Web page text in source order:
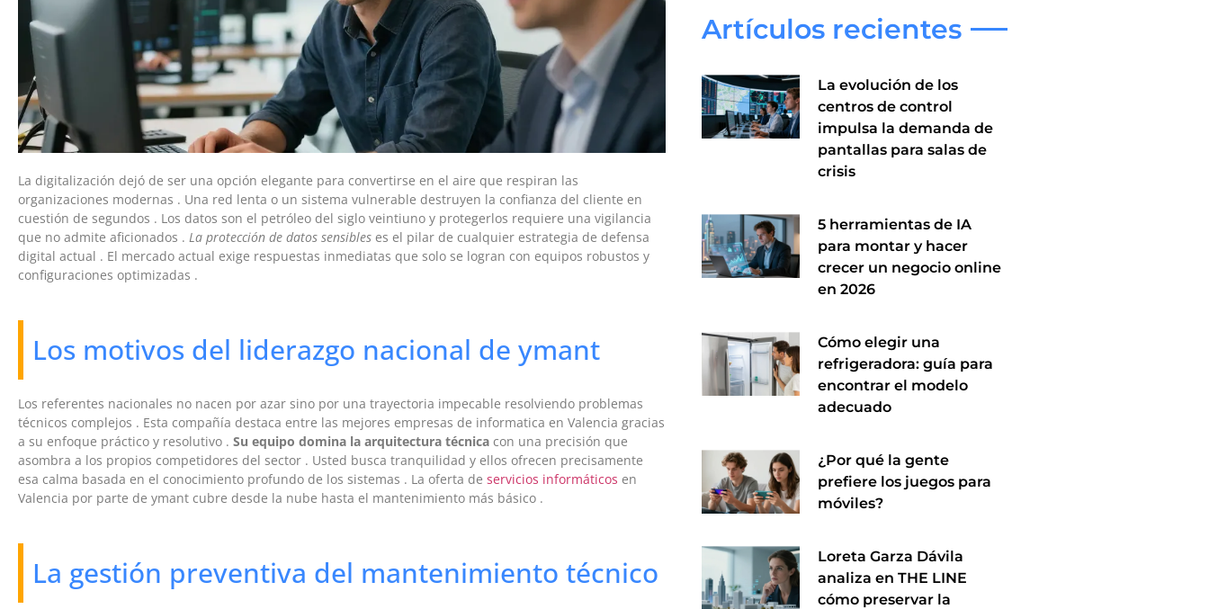
La digitalización dejó de ser una opción elegante para convertirse en el aire que respiran las
organizaciones modernas . Una red lenta o un sistema vulnerable destruyen la confianza del cliente en
cuestión de segundos . Los datos son el petróleo del siglo veintiuno y protegerlos requiere una vigilancia
que no admite aficionados . La protección de datos sensibles es el pilar de cualquier estrategia de defensa
digital actual . El mercado actual exige respuestas inmediatas que solo se logran con equipos robustos y
configuraciones optimizadas .
Los motivos del liderazgo nacional de ymant
Los referentes nacionales no nacen por azar sino por una trayectoria impecable resolviendo problemas
técnicos complejos . Esta compañía destaca entre las mejores empresas de informatica en Valencia gracias
a su enfoque práctico y resolutivo . Su equipo domina la arquitectura técnica con una precisión que
asombra a los propios competidores del sector . Usted busca tranquilidad y ellos ofrecen precisamente
esa calma basada en el conocimiento profundo de los sistemas . La oferta de servicios informáticos en
Valencia por parte de ymant cubre desde la nube hasta el mantenimiento más básico .
La gestión preventiva del mantenimiento técnico
Artículos recientes
La evolución de los
centros de control
impulsa la demanda de
pantallas para salas de
crisis
5 herramientas de IA
para montar y hacer
crecer un negocio online
en 2026
Cómo elegir una
refrigeradora: guía para
encontrar el modelo
adecuado
¿Por qué la gente
prefiere los juegos para
móviles?
Loreta Garza Dávila
analiza en THE LINE
cómo preservar la